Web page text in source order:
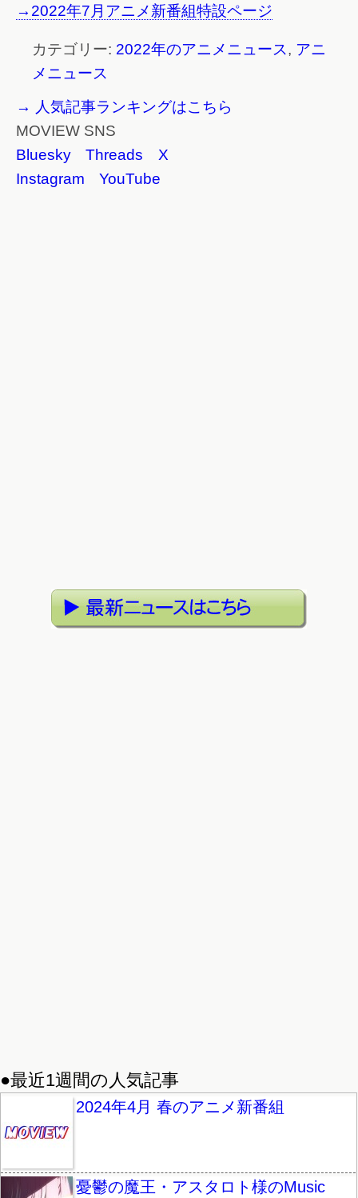
→2022年7月アニメ新番組特設ページ
カテゴリー: 2022年のアニメニュース, アニ
メニュース
→ 人気記事ランキングはこちら
MOVIEW SNS
Bluesky
Threads
X
Instagram
YouTube
●最近1週間の人気記事
2024年4月 春のアニメ新番組
憂鬱の魔王・アスタロト様のMusic